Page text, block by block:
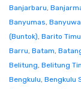
Banjarbaru,
Banyumas,
(Buntok), Barito
Barru, Batam,
Belitung, Belitung
Bengkulu, Bengkulu